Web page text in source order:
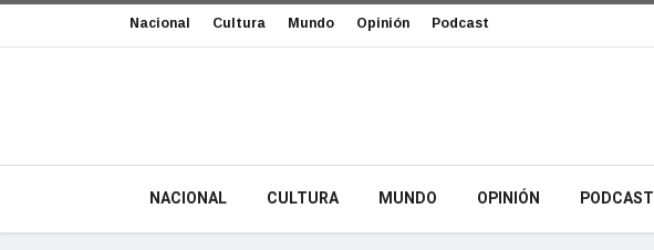
Nacional Cultura Mundo Opinión Podcast
NACIONAL CULTURA MUNDO OPINIÓN PODCAST